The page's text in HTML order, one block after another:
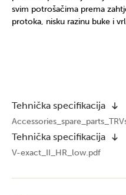
svim potrošačima prema
protoka, nisku razinu buke i
Tehnička specifikacija
Tehnička specifikacija
V-exact_II_HR_low.pdf